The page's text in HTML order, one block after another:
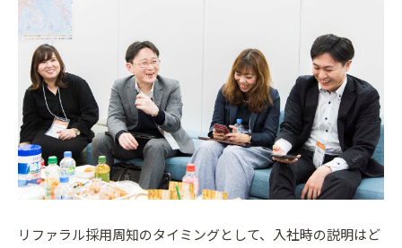
リファラル採用周知のタイミングとして、入社時の説明はど